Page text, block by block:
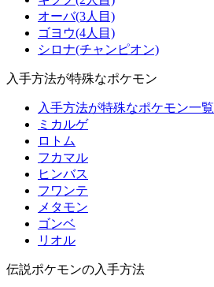
オーバ(3人目)
ゴヨウ(4人目)
シロナ(チャンピオン)
入手方法が特殊なポケモン
入手方法が特殊なポケモン一覧
ミカルゲ
ロトム
フカマル
ヒンバス
フワンテ
メタモン
ゴンベ
リオル
伝説ポケモンの入手方法